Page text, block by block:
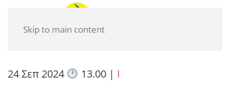
Skip to main content
24 Σεπ 2024 13.00| I